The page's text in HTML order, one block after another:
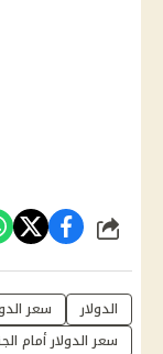
شارك
الدولار سعر
سعر الدولار أمام